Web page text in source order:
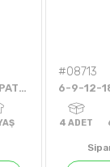
5-8 YAŞ KIZ VİSKON PAPATYALI P ALWAYS SWEAT
#08713